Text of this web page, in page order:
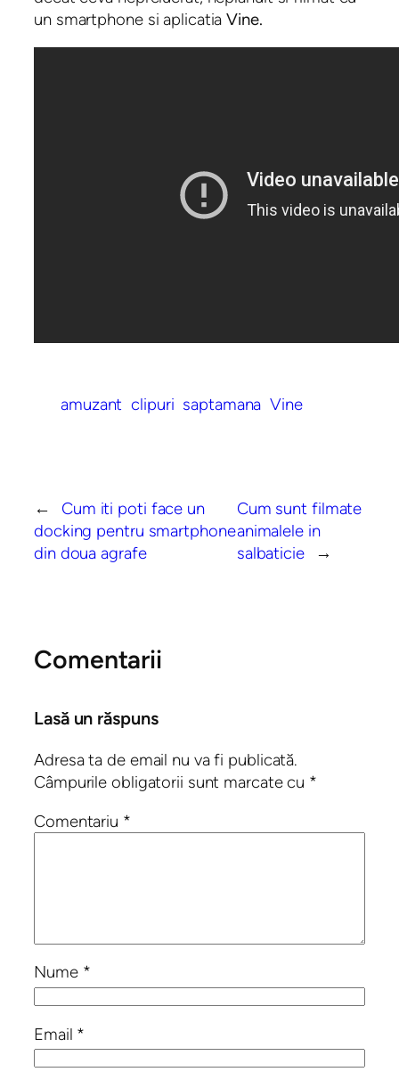
un smartphone si aplicatiaVine.
amuzant clipuri saptamana Vine
←
Cum iti poti face un
docking pentru smartphone
din doua agrafe
Cum sunt filmate
animalele in
salbaticie
→
Comentarii
Lasă un răspuns
Adresa ta de email nu va fi publicată.
Câmpurile obligatorii sunt marcate cu *
Comentariu *
Nume *
Email *